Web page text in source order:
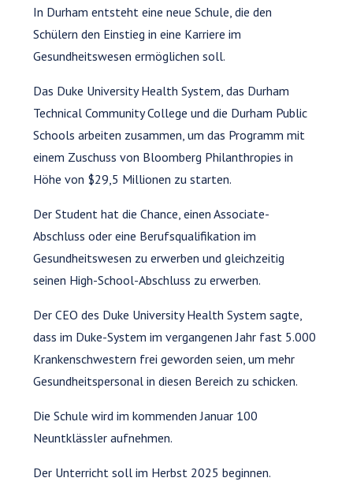
In Durham entsteht eine neue Schule, die den
Schülern den Einstieg in eine Karriere im
Gesundheitswesen ermöglichen soll.
Das Duke University Health System, das Durham
Technical Community College und die Durham Public
Schools arbeiten zusammen, um das Programm mit
einem Zuschuss von Bloomberg Philanthropies in
Höhe von $29,5 Millionen zu starten.
Der Student hat die Chance, einen Associate-
Abschluss oder eine Berufsqualifikation im
Gesundheitswesen zu erwerben und gleichzeitig
seinen High-School-Abschluss zu erwerben.
Der CEO des Duke University Health System sagte,
dass im Duke-System im vergangenen Jahr fast 5.000
Krankenschwestern frei geworden seien, um mehr
Gesundheitspersonal in diesen Bereich zu schicken.
Die Schule wird im kommenden Januar 100
Neuntklässler aufnehmen.
Der Unterricht soll im Herbst 2025 beginnen.